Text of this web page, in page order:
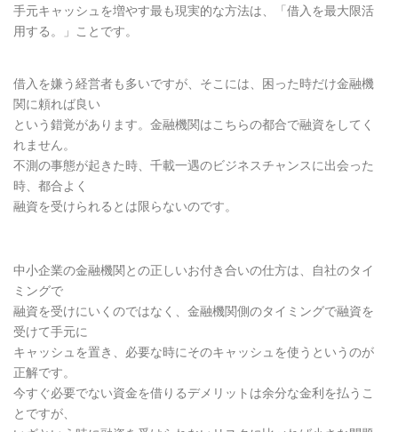
手元キャッシュを増やす最も現実的な方法は、「借入を最大限活
用する。」ことです。
借入を嫌う経営者も多いですが、そこには、困った時だけ金融機
関に頼れば良い
という錯覚があります。金融機関はこちらの都合で融資をしてく
れません。
不測の事態が起きた時、千載一遇のビジネスチャンスに出会った
時、都合よく
融資を受けられるとは限らないのです。
中小企業の金融機関との正しいお付き合いの仕方は、自社のタイ
ミングで
融資を受けにいくのではなく、金融機関側のタイミングで融資を
受けて手元に
キャッシュを置き、必要な時にそのキャッシュを使うというのが
正解です。
今すぐ必要でない資金を借りるデメリットは余分な金利を払うこ
とですが、